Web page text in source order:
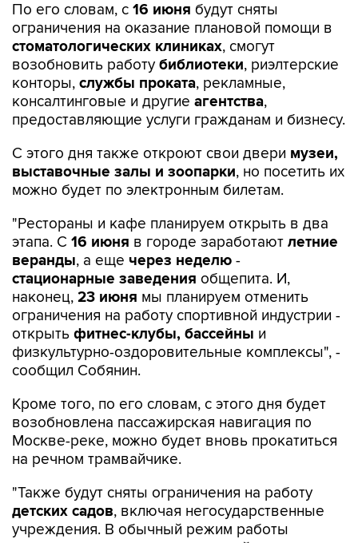
По его словам, с 16 июня будут сняты
ограничения на оказание плановой помощи в
стоматологических клиниках, смогут
возобновить работу библиотеки, риэлтерские
конторы, службы проката, рекламные,
консалтинговые и другие агентства,
предоставляющие услуги гражданам и бизнесу.
С этого дня также откроют свои двери музеи,
выставочные залы и зоопарки, но посетить их
можно будет по электронным билетам.
"Рестораны и кафе планируем открыть в два
этапа. С 16 июня в городе заработают летние
веранды, а еще через неделю -
стационарные заведения общепита. И,
наконец, 23 июня мы планируем отменить
ограничения на работу спортивной индустрии -
открыть фитнес-клубы, бассейны и
физкультурно-оздоровительные комплексы", -
сообщил Собянин.
Кроме того, по его словам, с этого дня будет
возобновлена пассажирская навигация по
Москве-реке, можно будет вновь прокатиться
на речном трамвайчике.
"Также будут сняты ограничения на работу
детских садов, включая негосударственные
учреждения. В обычный режим работы